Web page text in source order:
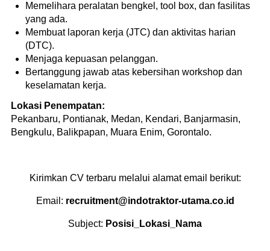
Memelihara peralatan bengkel, tool box, dan fasilitas
yang ada.
Membuat laporan kerja (JTC) dan aktivitas harian
(DTC).
Menjaga kepuasan pelanggan.
Bertanggung jawab atas kebersihan workshop dan
keselamatan kerja.
Lokasi Penempatan:
Pekanbaru, Pontianak, Medan, Kendari, Banjarmasin,
Bengkulu, Balikpapan, Muara Enim, Gorontalo.
Kirimkan CV terbaru melalui alamat email berikut:
Email: recruitment@indotraktor-utama.co.id
Subject: Posisi_Lokasi_Nama